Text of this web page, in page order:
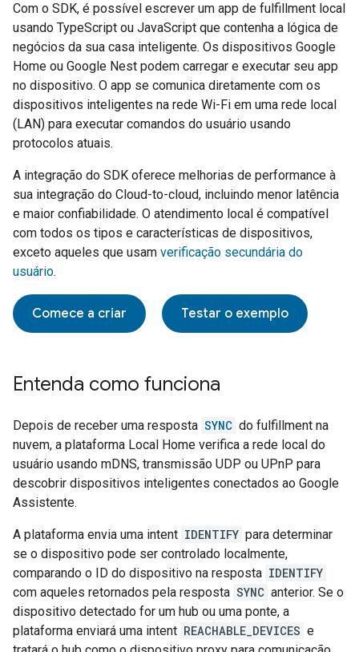
Com o SDK, é possível escrever um app de fulfillment local
usando TypeScript ou JavaScript que contenha a lógica de
negócios da sua casa inteligente. Os dispositivos Google
Home ou Google Nest podem carregar e executar seu app
no dispositivo. O app se comunica diretamente com os
dispositivos inteligentes na rede Wi-Fi em uma rede local
(LAN) para executar comandos do usuário usando
protocolos atuais.
A integração do SDK oferece melhorias de performance à
sua integração do Cloud-to-cloud, incluindo menor latência
e maior confiabilidade. O atendimento local é compatível
com todos os tipos e características de dispositivos,
exceto aqueles que usam verificação secundária do
usuário.
Comece a criar Testar o exemplo
Entenda como funciona
Depois de receber uma resposta SYNC do fulfillment na
nuvem, a plataforma Local Home verifica a rede local do
usuário usando mDNS, transmissão UDP ou UPnP para
descobrir dispositivos inteligentes conectados ao Google
Assistente.
A plataforma envia uma intent IDENTIFY para determinar
se o dispositivo pode ser controlado localmente,
comparando o ID do dispositivo na resposta IDENTIFY
com aqueles retornados pela resposta SYNC anterior. Se o
dispositivo detectado for um hub ou uma ponte, a
plataforma enviará uma intent REACHABLE_DEVICES e